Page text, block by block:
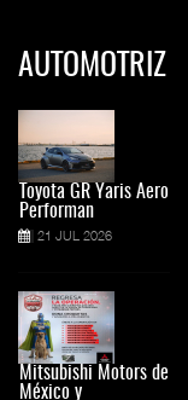
AUTOMOTRIZ
Toyota GR Yaris Aero
Performan
21 JUL 2026
Mitsubishi Motors de
México y